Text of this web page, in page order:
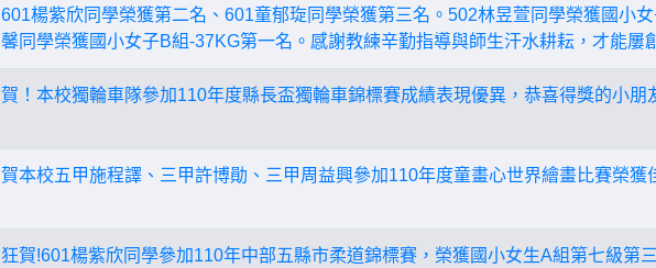
601楊紫欣同學榮獲第二名、601童郁琁同學榮獲第三名。502林昱萱同學榮獲國小
馨同學榮獲國小女子B組-37KG第一名。感謝教練辛勤指導與師生汗水耕耘，才能屢
賀！本校獨輪車隊參加110年度縣長盃獨輪車錦標賽成績表現優異，恭喜得獎的小朋
賀本校五甲施程譯、三甲許博勛、三甲周益興參加110年度童畫心世界繪畫比賽榮獲
狂賀!601楊紫欣同學參加110年中部五縣市柔道錦標賽，榮獲國小女生A組第七級第